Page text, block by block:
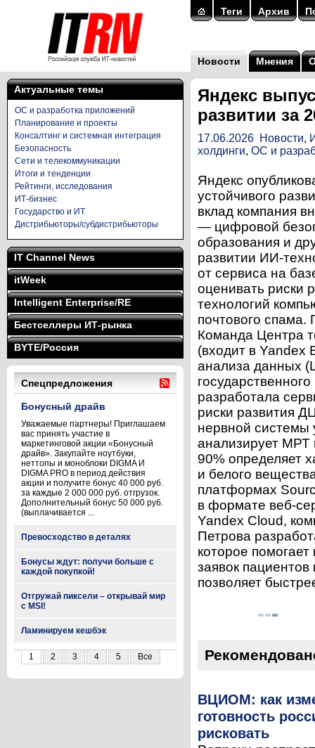
Теги Архив
Новости Мнения
Актуальные темы
ОС и разработка приложений
Планирование и проекты
Консалтинг и системная интеграция
Безопасность
Сети и телекоммуникации
Итоги и тенденции
Рейтинги, исследования
ИТ-бизнес
Государство и ИТ
Дистрибьюторы/субдистрибьюторы
IT Channel News
itWeek
Intelligent Enterprise/RE
Бестселлеры ИТ-рынка
BYTE/Россия
Спецпредложения
Бонусный драйв
Уважаемые партнеры! Приглашаем
вас принять участие в
маркетинговой акции «Бонусный
драйв». Закупайте ноутбуки,
неттопы и моноблоки DIGMA И
DIGMA PRO в период действия
акции и получите бонус 40 000 руб.
за каждые 2 000 000 руб. отгрузок.
Дополнительный бонус 50 000 руб.
(выплачивается ...
Превосходство в деталях
Бонусы ждут: получи больше с
каждой покупкой!
Отгружай пиксели – открывай мир
с MSI!
Ламинируем кешбэк
1 2 3 4 5 Все
Яндекс
развитии за
17.06.2026 Новости,
холдинги, ОС и
Яндекс
устойчивого
вклад компания
— цифровой
образования и
развитии ИИ-
от сервиса на
оценивать риски
технологий
почтового спама.
Команда Центра
(входит в Yandex
анализа данных
разработала
риски развития
нервной системы
анализирует МРТ
90% определяет
и белого
платформах
в формате веб-
Yandex Cloud,
Петрова
которое
заявок
позволяет
ВЦИОМ: как
готовность
рисковать